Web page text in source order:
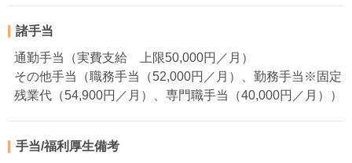
諸手当
通勤手当（実費支給 上限50,000円／月）
その他手当（職務手当（52,000円／月）、勤務手当※固定
残業代（54,900円／月）、専門職手当（40,000円／月））
手当/福利厚生備考